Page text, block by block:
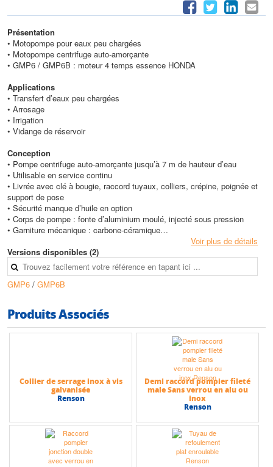
Présentation
• Motopompe pour eaux peu chargées
• Motopompe centrifuge auto-amorçante
• GMP6 / GMP6B : moteur 4 temps essence HONDA
Applications
• Transfert d’eaux peu chargées
• Arrosage
• Irrigation
• Vidange de réservoir
Conception
• Pompe centrifuge auto-amorçante jusqu’à 7 m de hauteur d’eau
• Utilisable en service continu
• Livrée avec clé à bougie, raccord tuyaux, colliers, crépine, poignée et
support de pose
• Sécurité manque d’huile en option
• Corps de pompe : fonte d’aluminium moulé, injecté sous pression
• Garniture mécanique : carbone-céramique
Caractéristiques techniques
• Technologie : Centrifuge
• ATEX : Non
• Granulométrie max : 6 mm
• Orifice : DN25 – DN50
• Carburant : Essence sans plomb 98
Voir plus de détails
Versions disponibles (2)
GMP6 / GMP6B
Produits Associés
Collier de serrage inox à vis
galvanisée
Renson
Demi raccord pompier fileté
male Sans verrou en alu ou
inox
Renson